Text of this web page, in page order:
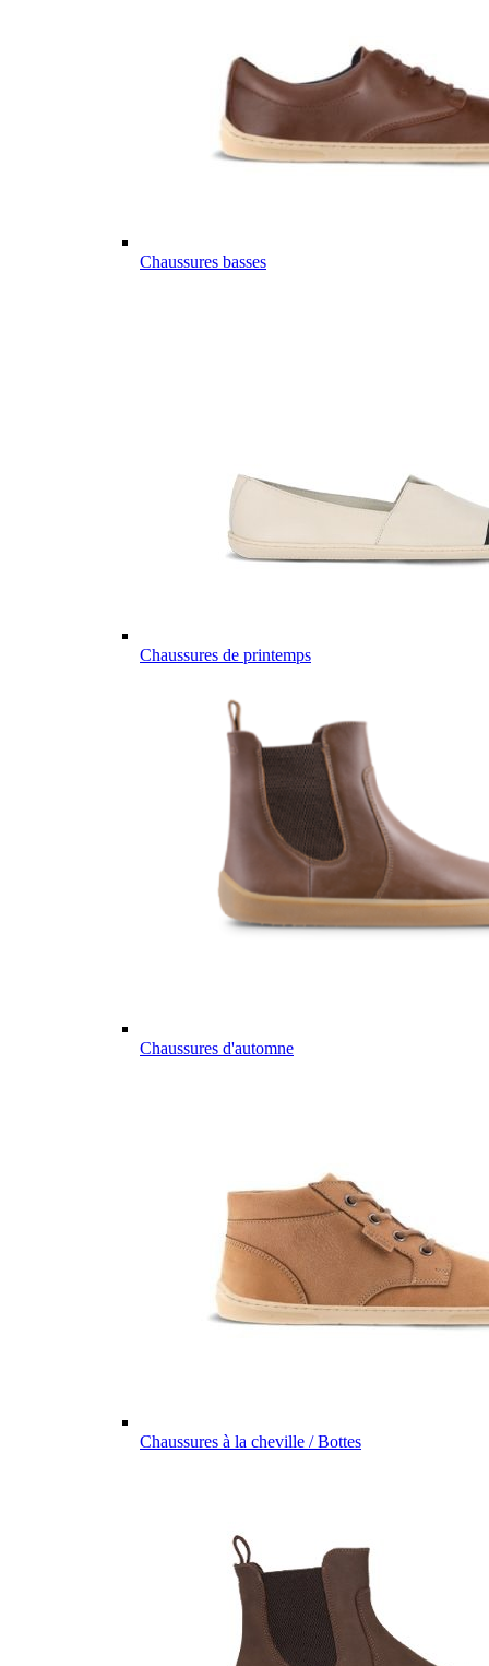
Chaussures basses
Chaussures de printemps
Chaussures d'automne
Chaussures à la cheville / Bottes